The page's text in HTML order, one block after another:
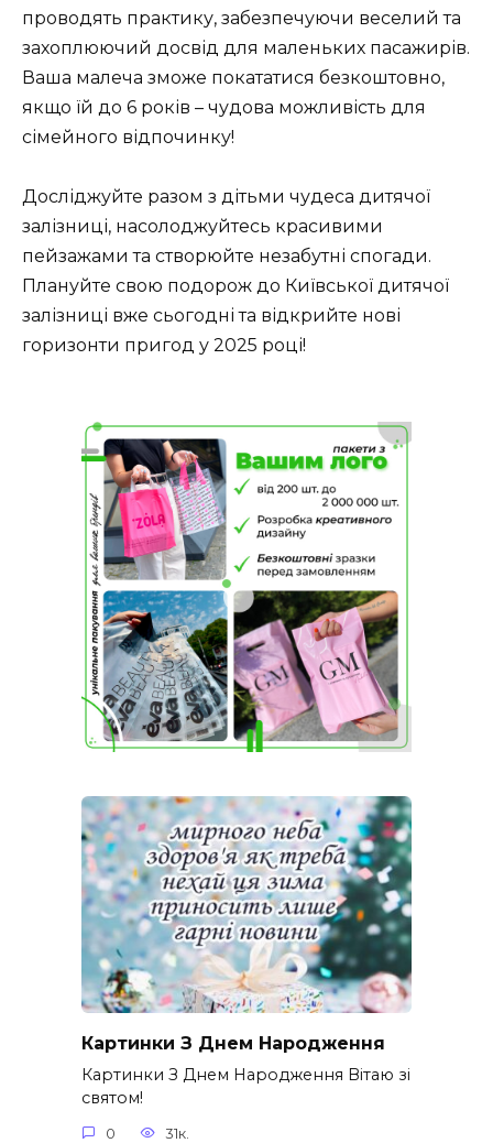
проводять практику, забезпечуючи веселий та
захоплюючий досвід для маленьких пасажирів.
Ваша малеча зможе покататися безкоштовно,
якщо їй до 6 років – чудова можливість для
сімейного відпочинку!
Досліджуйте разом з дітьми чудеса дитячої
залізниці, насолоджуйтесь красивими
пейзажами та створюйте незабутні спогади.
Плануйте свою подорож до Київської дитячої
залізниці вже сьогодні та відкрийте нові
горизонти пригод у 2025 році!
Картинки З Днем Народження
Картинки З Днем Народження Вітаю зі
святом!
0 31к.